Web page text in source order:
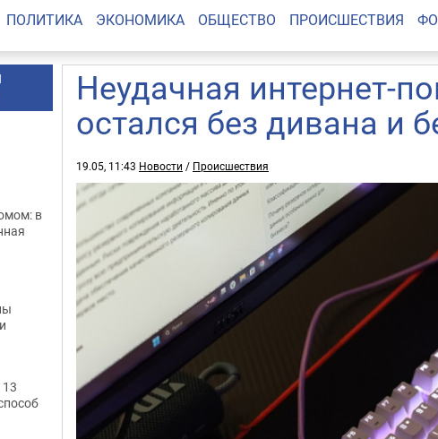
ПОЛИТИКА ЭКОНОМИКА ОБЩЕСТВО ПРОИСШЕСТВИЯ
Неудачная интернет-
остался без дивана и
19.05, 11:43 Новости / Происшествия
в